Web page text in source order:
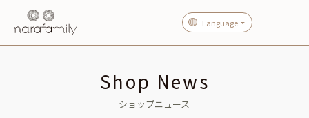
Language
Shop News
ショップニュース